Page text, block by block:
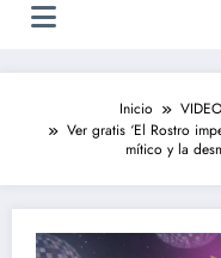
Inicio
Ver gratis ‘El Rostro
mítico y la